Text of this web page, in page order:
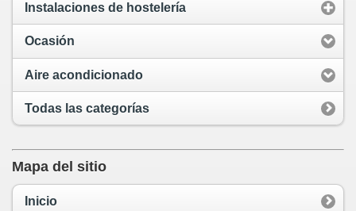
Instalaciones de hostelería
Ocasión
Aire acondicionado
Todas las categorías
Mapa del sitio
Inicio